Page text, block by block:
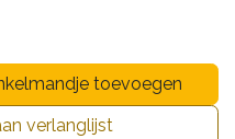
toevoegen
verlanglijst